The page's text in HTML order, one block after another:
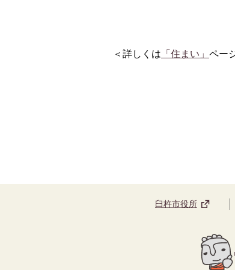
＜詳しくは 「住まい」 ペー
臼杵市役所